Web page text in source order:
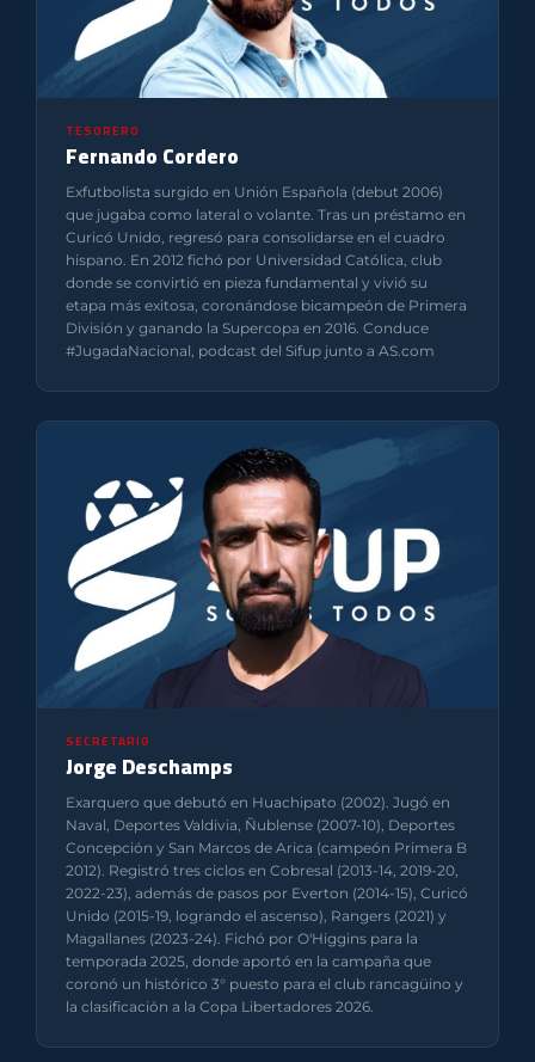
TESORERO
Fernando Cordero
Exfutbolista surgido en Unión Española (debut 2006)
que jugaba como lateral o volante. Tras un préstamo en
Curicó Unido, regresó para consolidarse en el cuadro
hispano. En 2012 fichó por Universidad Católica, club
donde se convirtió en pieza fundamental y vivió su
etapa más exitosa, coronándose bicampeón de Primera
División y ganando la Supercopa en 2016. Conduce
#JugadaNacional, podcast del Sifup junto a AS.com
SECRETARIO
Jorge Deschamps
Exarquero que debutó en Huachipato (2002). Jugó en
Naval, Deportes Valdivia, Ñublense (2007-10), Deportes
Concepción y San Marcos de Arica (campeón Primera B
2012). Registró tres ciclos en Cobresal (2013-14, 2019-20,
2022-23), además de pasos por Everton (2014-15), Curicó
Unido (2015-19, logrando el ascenso), Rangers (2021) y
Magallanes (2023-24). Fichó por O'Higgins para la
temporada 2025, donde aportó en la campaña que
coronó un histórico 3° puesto para el club rancagüino y
la clasificación a la Copa Libertadores 2026.